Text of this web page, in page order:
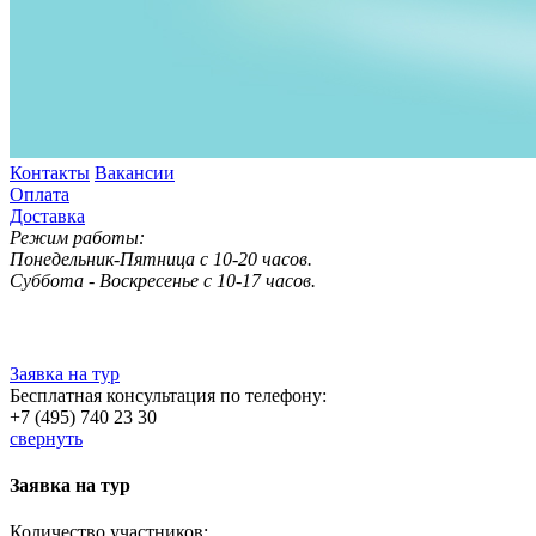
Контакты Вакансии
Оплата
Доставка
Режим работы:
Понедельник-Пятница с 10-20 часов.
Суббота - Воскресенье с 10-17 часов.
Заявка на тур
Бесплатная консультация по телефону:
+7 (495) 740 23 30
свернуть
Заявка на тур